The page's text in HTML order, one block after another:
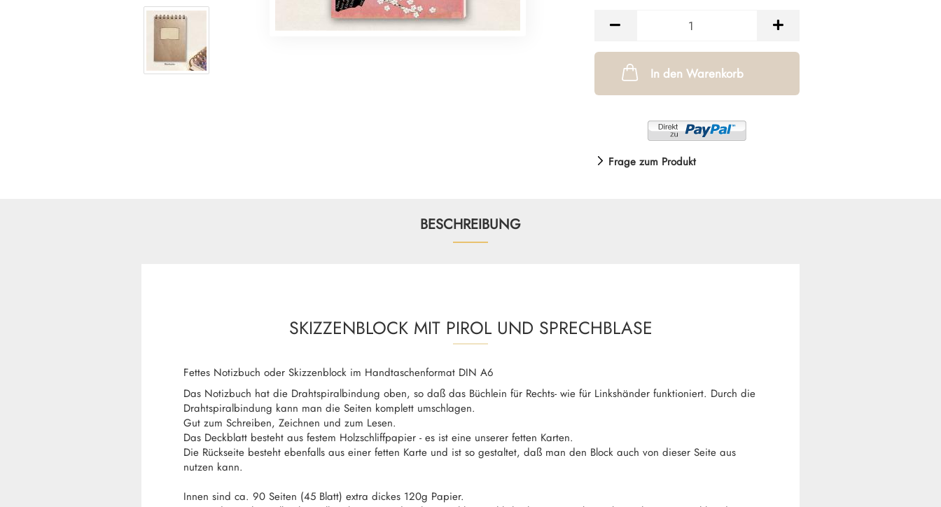
In den Warenkorb
Frage zum Produkt
BESCHREIBUNG
SKIZZENBLOCK MIT PIROL UND SPRECHBLASE
Fettes Notizbuch oder Skizzenblock im Handtaschenformat DIN A6
Das Notizbuch hat die Drahtspiralbindung oben, so daß das Büchlein für Rechts- wie für Linkshänder funktioniert. Durch die
Drahtspiralbindung kann man die Seiten komplett umschlagen.
Gut zum Schreiben, Zeichnen und zum Lesen.
Das Deckblatt besteht aus festem Holzschliffpapier - es ist eine unserer fetten Karten.
Die Rückseite besteht ebenfalls aus einer fetten Karte und ist so gestaltet, daß man den Block auch von dieser Seite aus
nutzen kann.
Innen sind ca. 90 Seiten (45 Blatt) extra dickes 120g Papier.